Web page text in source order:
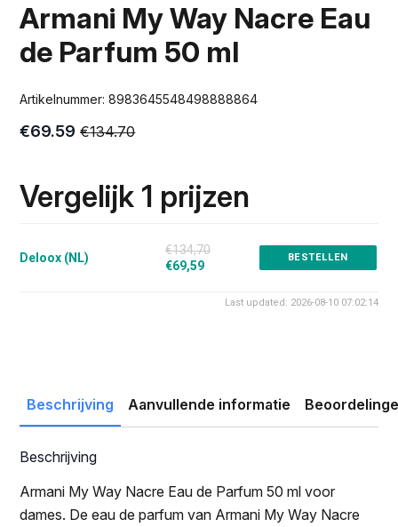
Armani My Way Nacre Eau
de Parfum 50 ml
Artikelnummer:8983645548498888864
€134.70
Oorspronkelijke
€134.70.
€69.59
Huidige
€69.59.
Vergelijk 1 prijzen
Deloox (NL)
€134,70
€69,59
BESTELLEN
Last updated: 2026-08-10 07:02:14
Beschrijving Aanvullende informatie
Beschrijving
Armani My Way Nacre Eau de Parfum 50 ml voor
dames. De eau de parfum van Armani My Way Nacre